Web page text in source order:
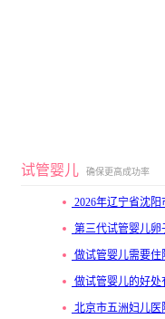
试管婴儿 确保更高成功率
2026年辽宁省沈阳市博
第三代试管婴儿
做试管婴儿需要
做试管婴儿的好处
北京市五洲妇儿医院